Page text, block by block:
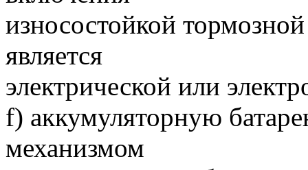
износостойкой
является
электрической или
f) аккумуляторную
механизмом